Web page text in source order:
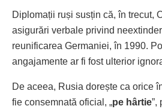
Diplomații ruși susțin că, în trecut,
asigurări verbale privind
reunificarea Germaniei, în 1990.
angajamente ar fi fost ulterior
De aceea, Rusia dorește ca orice
fie consemnată oficial, „pe hârtie”,